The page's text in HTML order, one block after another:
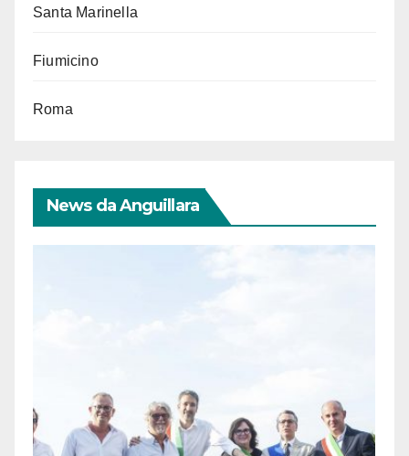
Santa Marinella
Fiumicino
Roma
News da Anguillara